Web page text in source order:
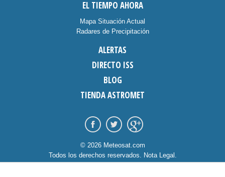
EL TIEMPO AHORA
Mapa Situación Actual
Radares de Precipitación
ALERTAS
DIRECTO ISS
BLOG
TIENDA ASTROMET
© 2026 Meteosat.com
Todos los derechos reservados. Nota Legal .